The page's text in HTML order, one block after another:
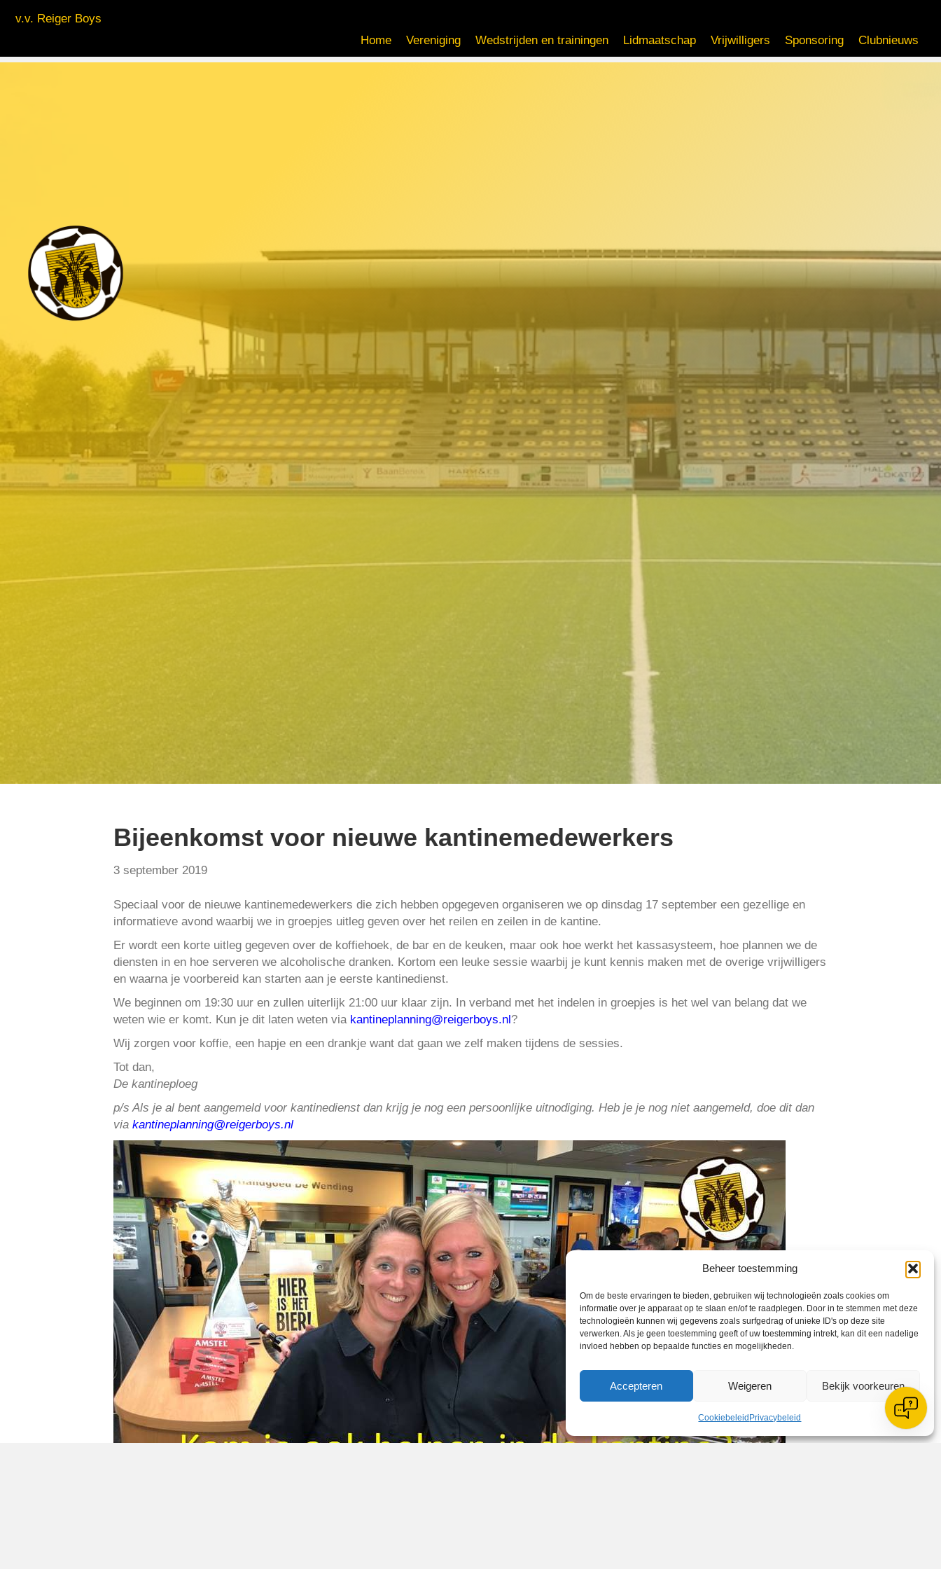
Beheer toestemming
Om de beste ervaringen te bieden, gebruiken wij technologieën zoals cookies om
informatie over je apparaat op te slaan en/of te raadplegen. Door in te stemmen met deze
technologieën kunnen wij gegevens zoals surfgedrag of unieke ID's op deze site
verwerken. Als je geen toestemming geeft of uw toestemming intrekt, kan dit een nadelige
invloed hebben op bepaalde functies en mogelijkheden.
Accepteren Weigeren Bekijk voorkeuren
Cookiebeleid Privacybeleid
v.v. Reiger Boys
Home
Vereniging Wedstrijden en trainingen Lidmaatschap Vrijwilligers Sponsoring Clubnieuws
Bijeenkomst voor nieuwe kantinemedewerkers
3 september 2019
Speciaal voor de nieuwe kantinemedewerkers die zich hebben opgegeven organiseren we op dinsdag 17 september een gezellige en
informatieve avond waarbij we in groepjes uitleg geven over het reilen en zeilen in de kantine.
Er wordt een korte uitleg gegeven over de koffiehoek, de bar en de keuken, maar ook hoe werkt het kassasysteem, hoe plannen we de
diensten in en hoe serveren we alcoholische dranken. Kortom een leuke sessie waarbij je kunt kennis maken met de overige vrijwilligers
en waarna je voorbereid kan starten aan je eerste kantinedienst.
We beginnen om 19:30 uur en zullen uiterlijk 21:00 uur klaar zijn. In verband met het indelen in groepjes is het wel van belang dat we
weten wie er komt. Kun je dit laten weten via kantineplanning@reigerboys.nl?
Wij zorgen voor koffie, een hapje en een drankje want dat gaan we zelf maken tijdens de sessies.
Tot dan,
De kantineploeg
p/s Als je al bent aangemeld voor kantinedienst dan krijg je nog een persoonlijke uitnodiging. Heb je je nog niet aangemeld, doe dit dan
via kantineplanning@reigerboys.nl